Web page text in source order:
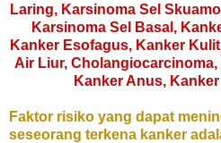
Laring, Karsinoma Sel
Karsinoma Sel Basal,
Kanker Esofagus, Kanker
Air Liur,
Kanker Anus,
Faktor risiko yang dapat
seseorang terkena kanker